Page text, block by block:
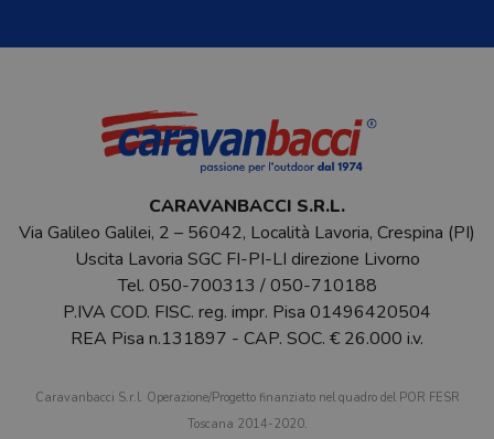
CARAVANBACCI S.R.L.
Via Galileo Galilei, 2 – 56042, Località Lavoria, Crespina (PI)
Uscita Lavoria SGC FI-PI-LI direzione Livorno
Tel. 050-700313 /050-710188
P.IVA COD. FISC. reg. impr. Pisa 01496420504
REA Pisa n.131897 - CAP. SOC. € 26.000 i.v.
Caravanbacci S.r.l. Operazione/Progetto finanziato nel quadro del POR FESR
Toscana 2014-2020.